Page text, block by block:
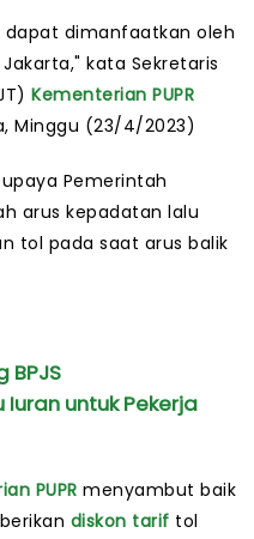
dapat dimanfaatkan oleh
kata Sekretaris
Kementerian PUPR
Minggu (23/4/2023)
Pemerintah
arus kepadatan lalu
tol pada saat arus balik
BPJS
untuk Pekerja
PUPR menyambut baik
diskon tarif tol